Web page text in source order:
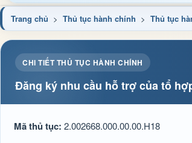
Trang chủ > Thủ tục hành chính > Thủ tục
CHI TIẾT THỦ TỤC HÀNH CHÍNH
Đăng ký nhu cầu hỗ trợ của tổ
Mã thủ tục: 2.002668.000.00.00.H18